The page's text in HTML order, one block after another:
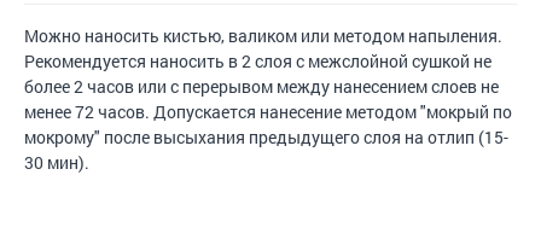
Можно наносить кистью, валиком или методом напыления.
Рекомендуется наносить в 2 слоя с межслойной сушкой не
более 2 часов или с перерывом между нанесением слоев не
менее 72 часов. Допускается нанесение методом "мокрый по
мокрому" после высыхания предыдущего слоя на отлип (15-
30 мин).